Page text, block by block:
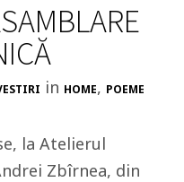
in HOME, POEME
la Atelierul
Zbîrnea, din